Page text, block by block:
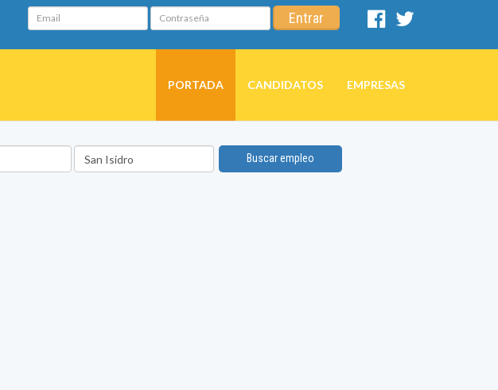
Email Contraseña Entrar
Facebook
PORTADA CANDIDATOS EMPRESAS
Ubicación
Buscar empleo